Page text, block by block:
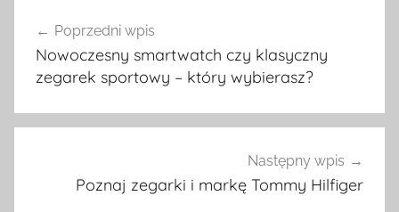
wpisu
Poprzedni wpis
Nowoczesny smartwatch czy klasyczny
zegarek sportowy – który wybierasz?
Następny wpis
Poznaj zegarki i markę Tommy Hilfiger